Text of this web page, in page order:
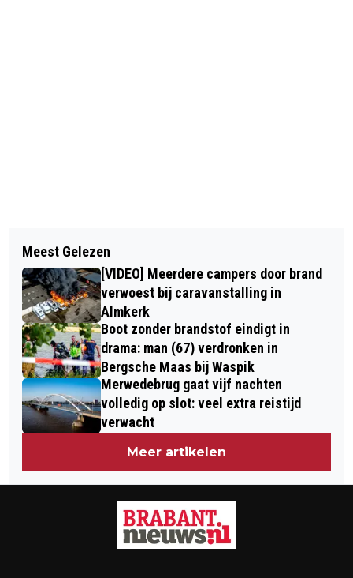
NAC DIEPER IN DE PROBLEMEN NA 1-
2 VERLIES TEGEN CAMBUUR
KOMEN ER 27 FEBRUARI WEL OF GEEN
250 ASIELZOEKERS NAAR
MÖVENPICK HOTEL IN DEN BOSCH
Meest Gelezen
[VIDEO] Meerdere campers door brand
verwoest bij caravanstalling in
Almkerk
Boot zonder brandstof eindigt in
drama: man (67) verdronken in
Bergsche Maas bij Waspik
Merwedebrug gaat vijf nachten
volledig op slot: veel extra reistijd
verwacht
Meer artikelen